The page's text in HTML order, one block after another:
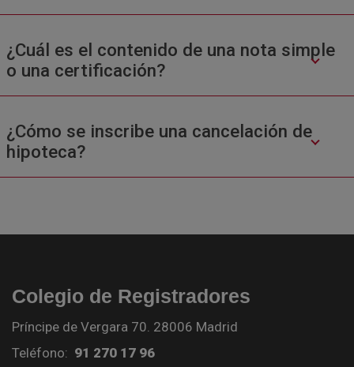
¿Cuál es el contenido de una nota simple
o una certificación?
¿Cómo se inscribe una cancelación de
hipoteca?
Colegio de Registradores
Príncipe de Vergara 70. 28006 Madrid
Teléfono: 91 270 17 96